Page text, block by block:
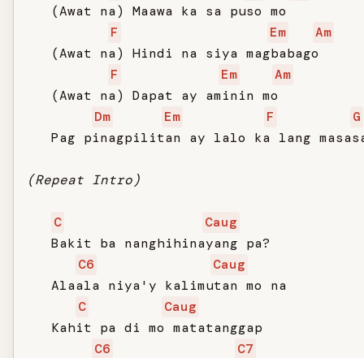
   (Awat na) Maawa ka sa puso mo
F
Em
Am
   (Awat na) Hindi na siya magbabago
F
Em
Am
   (Awat na) Dapat ay aminin mo
Dm
Em F
G
Pag pinagpilitan ay lalo ka lang
(Repeat Intro)
C
Caug
   Bakit ba nanghihinayang pa?
C6
Caug
   Alaala niya'y kalimutan mo na
C
Caug
   Kahit pa di mo matatanggap
C6
C7